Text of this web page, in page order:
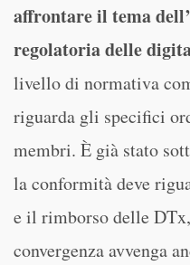
affrontare il tema
regolatoria delle
livello di normativa
riguarda gli specifici
membri. È già stato
la conformità deve
e il rimborso delle
convergenza avvenga